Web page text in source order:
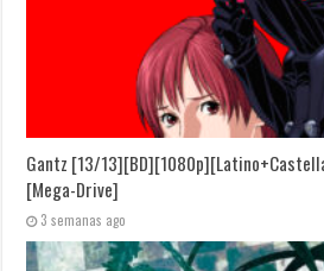
Gantz [13/
[Mega-Drive]
3 semanas ago